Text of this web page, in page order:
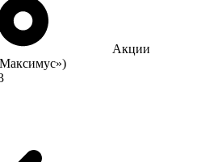
Акции